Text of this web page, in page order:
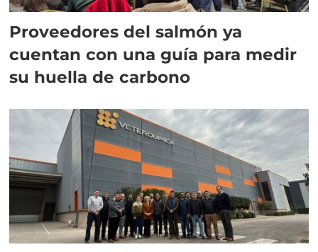
Proveedores del salmón ya
cuentan con una guía para medir
su huella de carbono